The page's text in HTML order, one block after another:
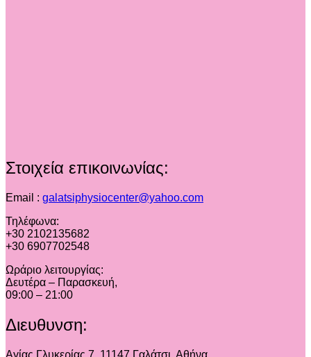
Στοιχεία επικοινωνίας:
Email : galatsiphysiocenter@yahoo.com
Τηλέφωνα:
+30 2102135682
+30 6907702548
Ωράριο λειτουργίας:
Δευτέρα – Παρασκευή,
09:00 – 21:00
Διευθυνση:
Αγίας Γλυκερίας 7, 11147 Γαλάτσι, Αθήνα,